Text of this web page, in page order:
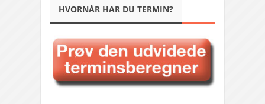
HVORNÅR HAR DU TERMIN?